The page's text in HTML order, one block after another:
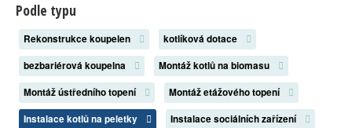
Podle typu
Rekonstrukce koupelen
kotlíková dotace
bezbariérová koupelna
Montáž kotlů na biomasu
Montáž ústředního topení
Montáž etážového topení
Instalace kotlů na peletky
Instalace sociálních zařízení